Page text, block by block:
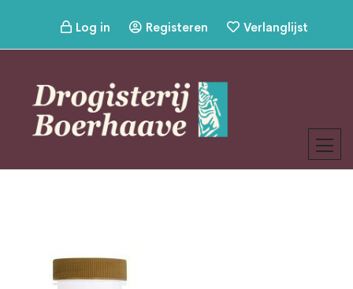
Log in Registeren Verlanglijst